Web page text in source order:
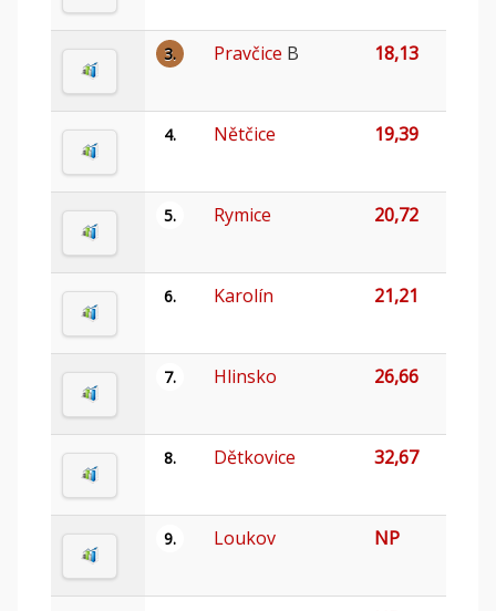
3. Pravčice B 18,13
4. Nětčice 19,39
5. Rymice 20,72
6. Karolín 21,21
7. Hlinsko 26,66
8. Dětkovice 32,67
9. Loukov NP